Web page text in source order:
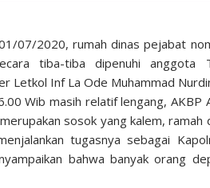
07/2020, rumah dinas pejabat
tiba-tiba dipenuhi anggota
Letkol Inf La Ode Muhammad
Wib masih relatif lengang, AKBP
sosok yang kalem, ramah
tugasnya sebagai
bahwa banyak orang